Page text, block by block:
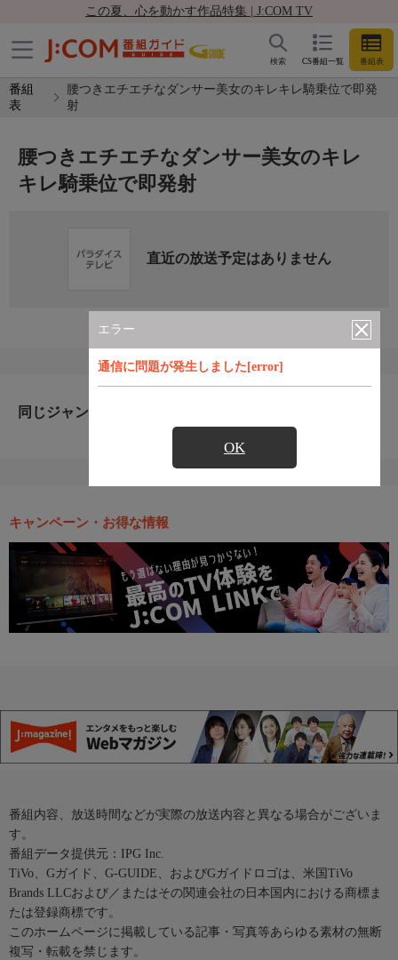
この夏、心を動かす作品特集 | J:COM TV
CS番組一覧 番組表
検索
番組
表
腰つきエチエチなダンサー美女のキレキレ騎乗位で即発
射
エラー
通信に問題が発生しました[error]
OK
腰つきエチエチなダンサー美女のキレ
キレ騎乗位で即発射
直近の放送予定はありません
同じジャンルのおすすめ番組
キャンペーン・お得な情報
番組内容、放送時間などが実際の放送内容と異なる場合がございま
す。
番組データ提供元：IPG Inc.
TiVo、Gガイド、G-GUIDE、およびGガイドロゴは、米国TiVo
Brands LLCおよび／またはその関連会社の日本国内における商標ま
たは登録商標です。
このホームページに掲載している記事・写真等あらゆる素材の無断
複写・転載を禁じます。